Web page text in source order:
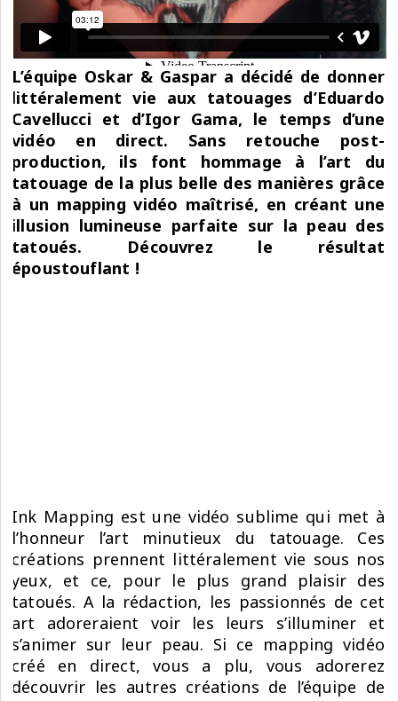
L’équipe Oskar & Gaspar a décidé de donner
littéralement vie aux tatouages d’Eduardo
Cavellucci et d’Igor Gama, le temps d’une
vidéo en direct. Sans retouche post-
production, ils font hommage à l’art du
tatouage de la plus belle des manières grâce
à un mapping vidéo maîtrisé, en créant une
illusion lumineuse parfaite sur la peau des
tatoués. Découvrez le résultat
époustouflant !
Ink Mapping est une vidéo sublime qui met à
l’honneur l’art minutieux du tatouage. Ces
créations prennent littéralement vie sous nos
yeux, et ce, pour le plus grand plaisir des
tatoués. A la rédaction, les passionnés de cet
art adoreraient voir les leurs s’illuminer et
s’animer sur leur peau. Si ce mapping vidéo
créé en direct, vous a plu, vous adorerez
découvrir les autres créations de l’équipe de